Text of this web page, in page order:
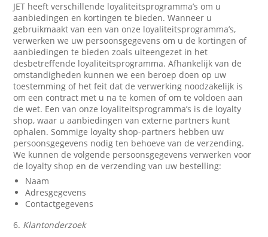
JET heeft verschillende loyaliteitsprogramma’s om u
aanbiedingen en kortingen te bieden. Wanneer u
gebruikmaakt van een van onze loyaliteitsprogramma’s,
verwerken we uw persoonsgegevens om u de kortingen of
aanbiedingen te bieden zoals uiteengezet in het
desbetreffende loyaliteitsprogramma. Afhankelijk van de
omstandigheden kunnen we een beroep doen op uw
toestemming of het feit dat de verwerking noodzakelijk is
om een contract met u na te komen of om te voldoen aan
de wet. Een van onze loyaliteitsprogramma’s is de loyalty
shop, waar u aanbiedingen van externe partners kunt
ophalen. Sommige loyalty shop-partners hebben uw
persoonsgegevens nodig ten behoeve van de verzending.
We kunnen de volgende persoonsgegevens verwerken voor
de loyalty shop en de verzending van uw bestelling:
Naam
Adresgegevens
Contactgegevens
6. Klantonderzoek